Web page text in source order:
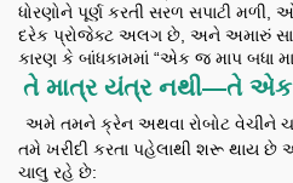
ધોરણોને પૂર્ણ કરતી સરળ સપાટી મળી,
દરેક પ્રોજેક્ટ અલગ છે, અને અમારું
કારણ કે બાંધકામમાં “એક જ માપ બધા
તે માત્ર યંત્ર નથી—તે એક
અમે તમને ક્રેન અથવા રોબોટ વેચીને
તમે ખરીદી કરતા પહેલાથી શરૂ થાય છે
ચાલુ રહે છે: